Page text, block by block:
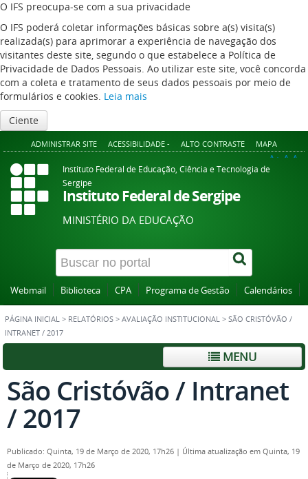
O IFS preocupa-se com a sua privacidade
O IFS poderá coletar informações básicas sobre a(s) visita(s)
realizada(s) para aprimorar a experiência de navegação dos
visitantes deste site, segundo o que estabelece a Política de
Privacidade de Dados Pessoais. Ao utilizar este site, você concorda
com a coleta e tratamento de seus dados pessoais por meio de
formulários e cookies. Leia mais
Ciente
ADMINISTRAR SITE ACESSIBILIDADE - ALTO CONTRASTE MAPA
A+ A A-
Instituto Federal de Educação, Ciência e Tecnologia de
Sergipe
Instituto Federal de Sergipe
MINISTÉRIO DA EDUCAÇÃO
Webmail Biblioteca CPA Programa de Gestão Calendários
PÁGINA INICIAL > RELATÓRIOS > AVALIAÇÃO INSTITUCIONAL > SÃO CRISTÓVÃO /
INTRANET / 2017
MENU
São Cristóvão / Intranet
/ 2017
Publicado: Quinta, 19 de Março de 2020, 17h26 | Última atualização em Quinta, 19
de Março de 2020, 17h26